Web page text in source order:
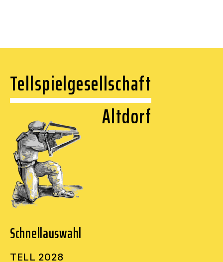
Tellspielgesellschaft
Altdorf
Schnellauswahl
TELL 2028